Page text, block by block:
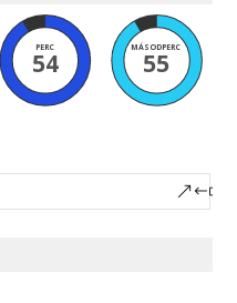
PERC
54
MÁSODPERC
54